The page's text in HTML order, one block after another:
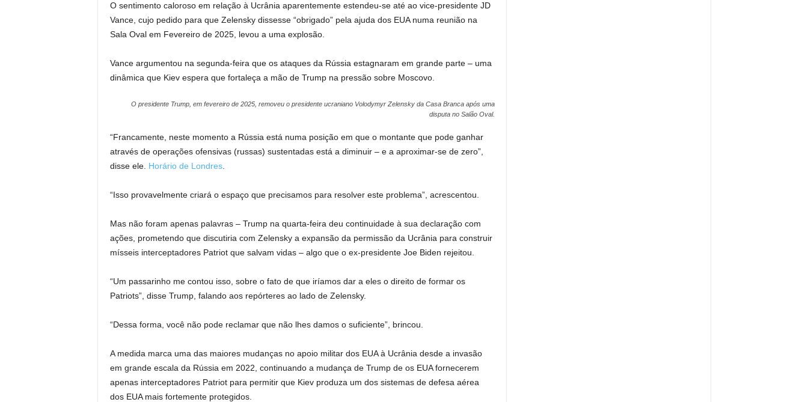
O sentimento caloroso em relação à Ucrânia aparentemente estendeu-se até ao vice-presidente JD
Vance, cujo pedido para que Zelensky dissesse “obrigado” pela ajuda dos EUA numa reunião na
Sala Oval em Fevereiro de 2025, levou a uma explosão.
Vance argumentou na segunda-feira que os ataques da Rússia estagnaram em grande parte – uma
dinâmica que Kiev espera que fortaleça a mão de Trump na pressão sobre Moscovo.
O presidente Trump, em fevereiro de 2025, removeu o presidente ucraniano Volodymyr Zelensky da Casa Branca após uma
disputa no Salão Oval.
“Francamente, neste momento a Rússia está numa posição em que o montante que pode ganhar
através de operações ofensivas (russas) sustentadas está a diminuir – e a aproximar-se de zero”,
disse ele. Horário de Londres.
“Isso provavelmente criará o espaço que precisamos para resolver este problema”, acrescentou.
Mas não foram apenas palavras – Trump na quarta-feira deu continuidade à sua declaração com
ações, prometendo que discutiria com Zelensky a expansão da permissão da Ucrânia para construir
mísseis interceptadores Patriot que salvam vidas – algo que o ex-presidente Joe Biden rejeitou.
“Um passarinho me contou isso, sobre o fato de que iríamos dar a eles o direito de formar os
Patriots”, disse Trump, falando aos repórteres ao lado de Zelensky.
“Dessa forma, você não pode reclamar que não lhes damos o suficiente”, brincou.
A medida marca uma das maiores mudanças no apoio militar dos EUA à Ucrânia desde a invasão
em grande escala da Rússia em 2022, continuando a mudança de Trump de os EUA fornecerem
apenas interceptadores Patriot para permitir que Kiev produza um dos sistemas de defesa aérea
dos EUA mais fortemente protegidos.